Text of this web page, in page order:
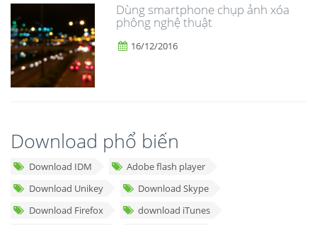
Dùng smartphone chụp ảnh xóa
phông nghệ thuật
16/12/2016
Download phổ biến
Download IDM
Adobe flash player
Download Unikey
Download Skype
Download Firefox
download iTunes